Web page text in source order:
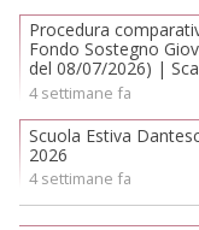
Procedura comparativa per 26 collaborazioni nell'ambito del
Fondo Sostegno
del 08/07/2026) |
4 settimane fa
Scuola Estiva Dantesca: al via la sesta edizione | 14-17 luglio
2026
4 settimane fa